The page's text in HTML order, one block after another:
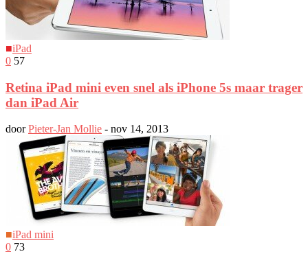
■iPad
0 57
Retina iPad mini even snel als iPhone 5s maar trager
dan iPad Air
doorPieter-Jan Mollie - nov 14, 2013
■iPad mini
0 73